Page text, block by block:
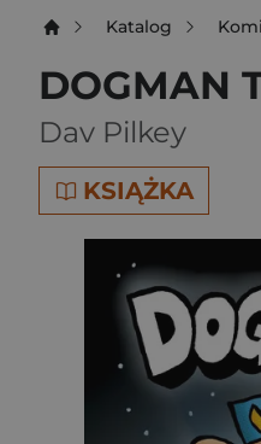
Katalog
DOGMAN
Dav Pilkey
KSIĄŻKA